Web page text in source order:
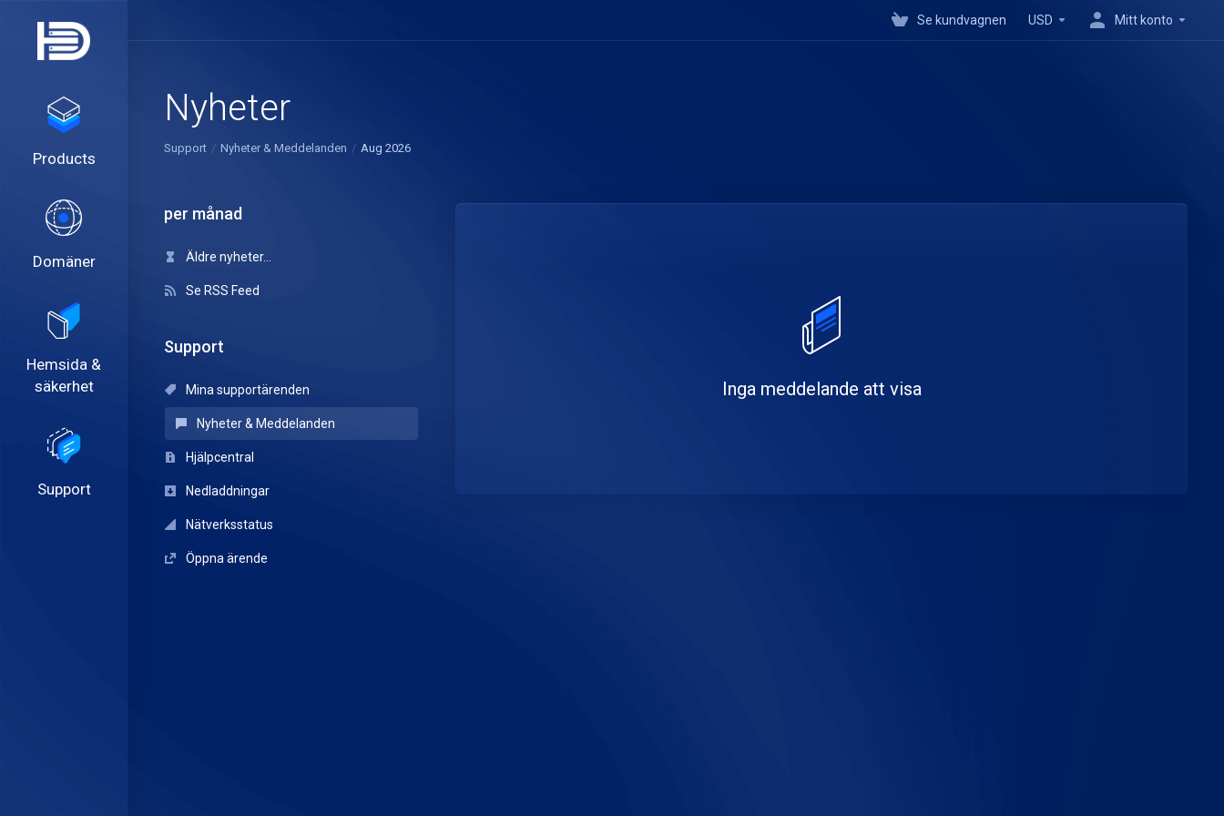
Products
Domäner
Hemsida &
säkerhet
Support
Se kundvagnen USD Mitt konto
Nyheter
Support Nyheter & Meddelanden Aug 2026
per månad
Äldre nyheter...
Se RSS Feed
Support
Mina supportärenden
Nyheter & Meddelanden
Hjälpcentral
Nedladdningar
Nätverksstatus
Öppna ärende
Inga meddelande att visa